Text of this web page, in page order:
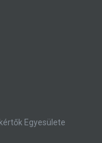
Egyesülete